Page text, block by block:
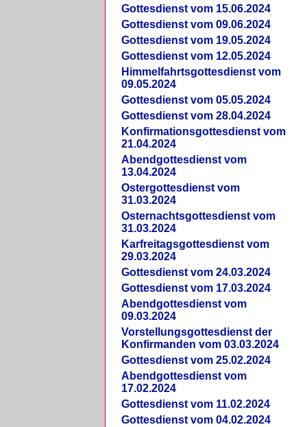
Gottesdienst vom 15.06.2024
Gottesdienst vom 09.06.2024
Gottesdienst vom 19.05.2024
Gottesdienst vom 12.05.2024
Himmelfahrtsgottesdienst vom
09.05.2024
Gottesdienst vom 05.05.2024
Gottesdienst vom 28.04.2024
Konfirmationsgottesdienst vom
21.04.2024
Abendgottesdienst vom
13.04.2024
Ostergottesdienst vom
31.03.2024
Osternachtsgottesdienst vom
31.03.2024
Karfreitagsgottesdienst vom
29.03.2024
Gottesdienst vom 24.03.2024
Gottesdienst vom 17.03.2024
Abendgottesdienst vom
09.03.2024
Vorstellungsgottesdienst der
Konfirmanden vom 03.03.2024
Gottesdienst vom 25.02.2024
Abendgottesdienst vom
17.02.2024
Gottesdienst vom 11.02.2024
Gottesdienst vom 04.02.2024